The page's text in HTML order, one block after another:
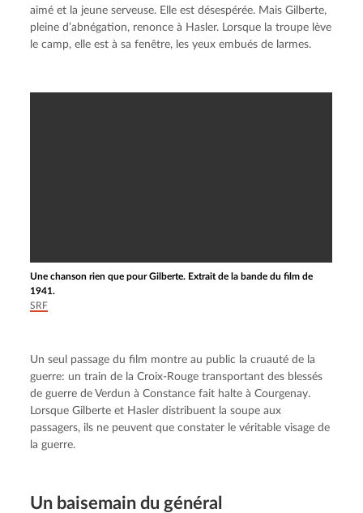
aimé et la jeune serveuse. Elle est désespérée. Mais Gilberte,
pleine d’abnégation, renonce à Hasler. Lorsque la troupe lève
le camp, elle est à sa fenêtre, les yeux embués de larmes.
Une chanson rien que pour Gilberte. Extrait de la bande du film de
1941.
SRF
Un seul passage du film montre au public la cruauté de la
guerre: un train de la Croix-Rouge transportant des blessés
de guerre de Verdun à Constance fait halte à Courgenay.
Lorsque Gilberte et Hasler distribuent la soupe aux
passagers, ils ne peuvent que constater le véritable visage de
la guerre.
Un baisemain du général